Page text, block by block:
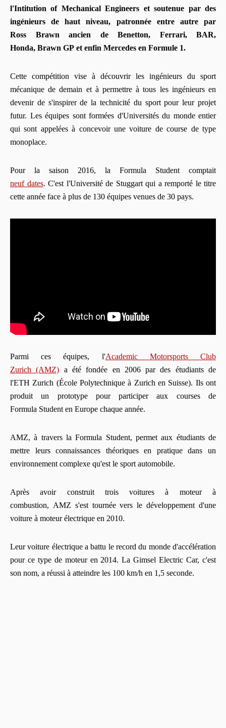
l'Intitution of Mechanical Engineers et soutenue par des
ingénieurs de haut niveau, patronnée entre autre par
Ross Brawn ancien de Benetton, Ferrari, BAR,
Honda, Brawn GP et enfin Mercedes en Formule 1.
Cette compétition vise à découvrir les ingénieurs du sport
mécanique de demain et à permettre à tous les ingénieurs en
devenir de s'inspirer de la technicité du sport pour leur projet
futur. Les équipes sont formées d'Universités du monde entier
qui sont appelées à concevoir une voiture de course de type
monoplace.
Pour la saison 2016, la Formula Student comptait
neuf dates. C'est l'Université de Stuggart qui a remporté le titre
cette année face à plus de 130 équipes venues de 30 pays.
Parmi ces équipes, l'Academic Motorsports Club
Zurich (AMZ) a été fondée en 2006 par des étudiants de
l'ETH Zurich (École Polytechnique à Zurich en Suisse). Ils ont
produit un prototype pour participer aux courses de
Formula Student en Europe chaque année.
AMZ, à travers la Formula Student, permet aux étudiants de
mettre leurs connaissances théoriques en pratique dans un
environnement complexe qu'est le sport automobile.
Après avoir construit trois voitures à moteur à
combustion, AMZ s'est tournée vers le développement d'une
voiture à moteur électrique en 2010.
Leur voiture électrique a battu le record du monde d'accélération
pour ce type de moteur en 2014. La Gimsel Electric Car, c'est
son nom, a réussi à atteindre les 100 km/h en 1,5 seconde.